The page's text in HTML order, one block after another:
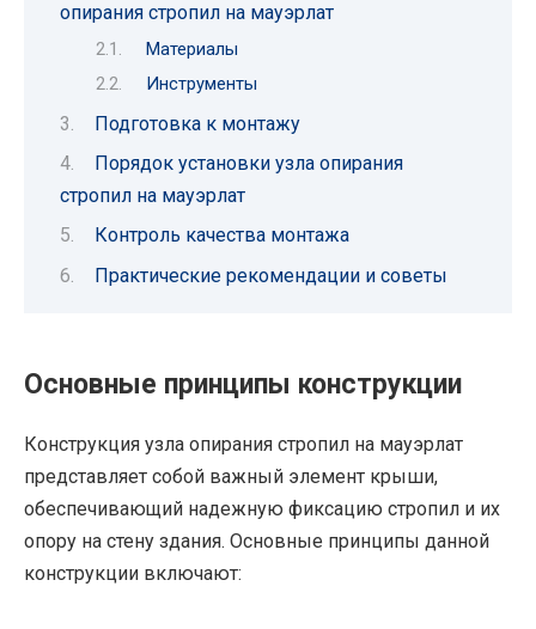
опирания стропил на мауэрлат
Материалы
Инструменты
Подготовка к монтажу
Порядок установки узла опирания
стропил на мауэрлат
Контроль качества монтажа
Практические рекомендации и советы
Основные принципы конструкции
Конструкция узла опирания стропил на мауэрлат
представляет собой важный элемент крыши,
обеспечивающий надежную фиксацию стропил и их
опору на стену здания. Основные принципы данной
конструкции включают: